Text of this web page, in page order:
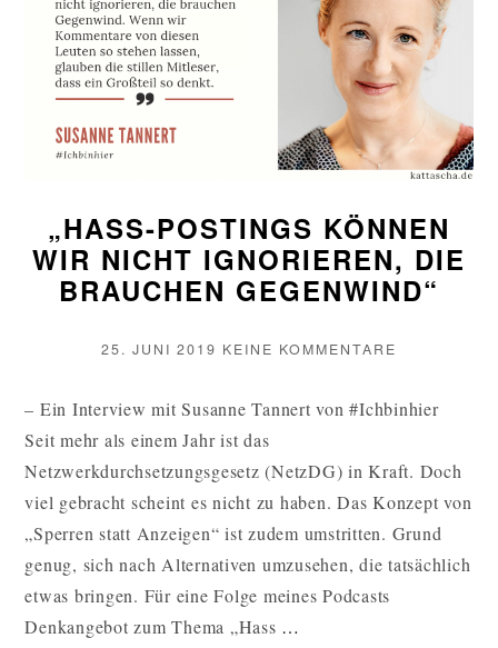
„HASS-POSTINGS KÖNNEN
WIR NICHT IGNORIEREN, DIE
BRAUCHEN GEGENWIND“
VERÖFFENTLICHT
25. JUNI 2019 KEINE KOMMENTARE
KÖNNEN
NICHT
DIE
BRAUCHEN
– Ein Interview mit Susanne Tannert von #Ichbinhier
Seit mehr als einem Jahr ist das
Netzwerkdurchsetzungsgesetz (NetzDG) in Kraft. Doch
viel gebracht scheint es nicht zu haben. Das Konzept von
„Sperren statt Anzeigen“ ist zudem umstritten. Grund
genug, sich nach Alternativen umzusehen, die tatsächlich
etwas bringen. Für eine Folge meines Podcasts
Denkangebot zum Thema „Hass …